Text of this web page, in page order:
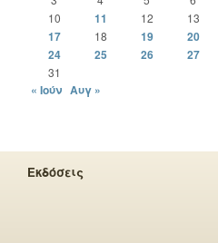
10
11 12 13
17
18 19 20
24
25 26 27
31
« Ιούν Αυγ »
Εκδόσεις